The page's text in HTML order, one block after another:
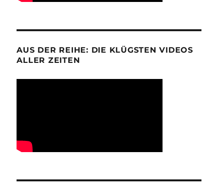
AUS DER REIHE: DIE KLÜGSTEN VIDEOS
ALLER ZEITEN